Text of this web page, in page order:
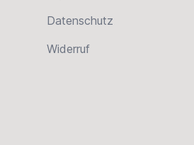
Datenschutz
Widerruf